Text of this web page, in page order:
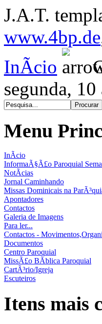
J.A.T.
www.4bp.de
InÃ­cio
segunda,
Menu
InÃ­cio
InformaÃ§Ã£o Paroquial
NotÃ­cias
Jornal Caminhando
Missas Dominicais na
Apontadores
Contactos
Galeria de Imagens
Para ler...
Contactos -
Documentos
Centro Paroquial
MissÃ£o BÃ­blica Paroquial
CartÃ³rio/Igreja
Escuteiros
Itens mais